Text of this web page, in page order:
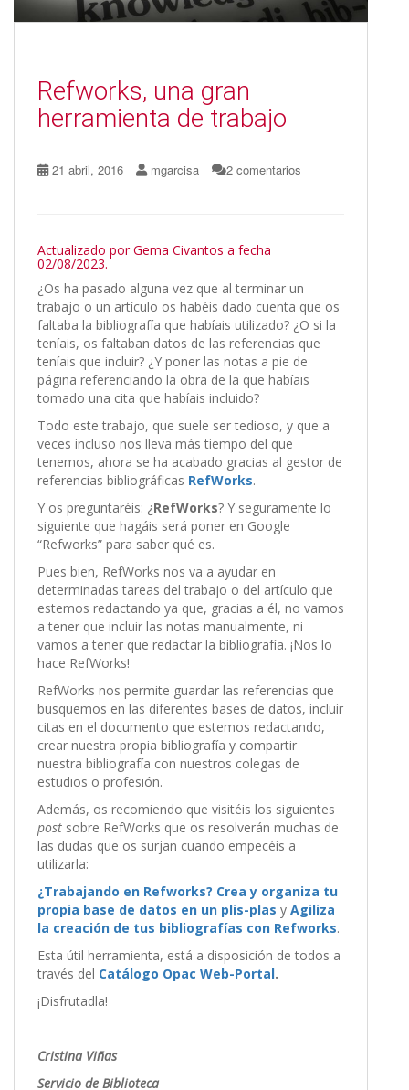
Refworks, una gran
herramienta de trabajo
21 abril, 2016 mgarcisa 2 comentarios
Actualizado por Gema Civantos a fecha
02/08/2023.
¿Os ha pasado alguna vez que al terminar un
trabajo o un artículo os habéis dado cuenta que os
faltaba la bibliografía que habíais utilizado? ¿O si la
teníais, os faltaban datos de las referencias que
teníais que incluir? ¿Y poner las notas a pie de
página referenciando la obra de la que habíais
tomado una cita que habíais incluido?
Todo este trabajo, que suele ser tedioso, y que a
veces incluso nos lleva más tiempo del que
tenemos, ahora se ha acabado gracias al gestor de
referencias bibliográficas RefWorks.
Y os preguntaréis: ¿RefWorks? Y seguramente lo
siguiente que hagáis será poner en Google
“Refworks” para saber qué es.
Pues bien, RefWorks nos va a ayudar en
determinadas tareas del trabajo o del artículo que
estemos redactando ya que, gracias a él, no vamos
a tener que incluir las notas manualmente, ni
vamos a tener que redactar la bibliografía. ¡Nos lo
hace RefWorks!
RefWorks nos permite guardar las referencias que
busquemos en las diferentes bases de datos, incluir
citas en el documento que estemos redactando,
crear nuestra propia bibliografía y compartir
nuestra bibliografía con nuestros colegas de
estudios o profesión.
Además, os recomiendo que visitéis los siguientes
post sobre RefWorks que os resolverán muchas de
las dudas que os surjan cuando empecéis a
utilizarla:
¿Trabajando en Refworks? Crea y organiza tu
propia base de datos en un plis-plas y Agiliza
la creación de tus bibliografías con Refworks.
Esta útil herramienta, está a disposición de todos a
través del Catálogo Opac Web-Portal.
¡Disfrutadla!
Cristina Viñas
Servicio de Biblioteca